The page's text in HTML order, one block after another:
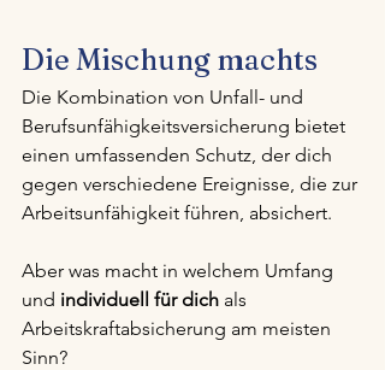
Die Mischung machts
Die Kombination von Unfall- und
Berufsunfähigkeitsversicherung bietet
einen umfassenden Schutz, der dich
gegen verschiedene Ereignisse, die zur
Arbeitsunfähigkeit führen, absichert.
Aber was macht in welchem Umfang
und individuell für dich als
Arbeitskraftabsicherung am meisten
Sinn?